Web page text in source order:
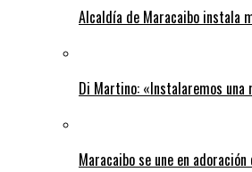
Alcaldía de Maracaibo instala
Di Martino: «Instalaremos una
Maracaibo se une en